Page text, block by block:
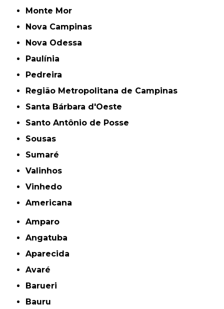
Monte Mor
Nova Campinas
Nova Odessa
Paulínia
Pedreira
Região Metropolitana de Campinas
Santa Bárbara d'Oeste
Santo Antônio de Posse
Sousas
Sumaré
Valinhos
Vinhedo
americana
Amparo
Angatuba
Aparecida
Avaré
Barueri
Bauru